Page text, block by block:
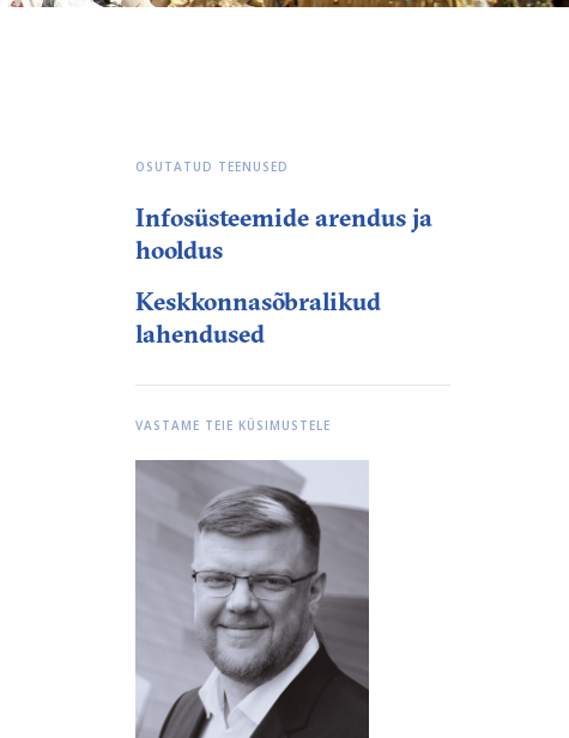
OSUTATUD TEENUSED
Infosüsteemide arendus ja
hooldus
Keskkonnasõbralikud
lahendused
VASTAME TEIE KÜSIMUSTELE